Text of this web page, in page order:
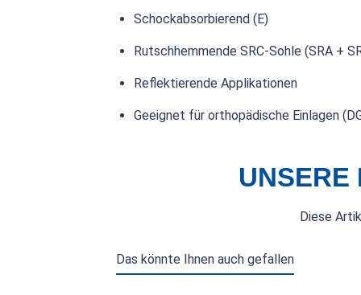
Schockabsorbierend (E)
Rutschhemmende SRC-Sohle (SRA +
Reflektierende Applikationen
Geeignet für orthopädische Einlagen
UNSERE
Diese
Das könnte Ihnen auch gefallen